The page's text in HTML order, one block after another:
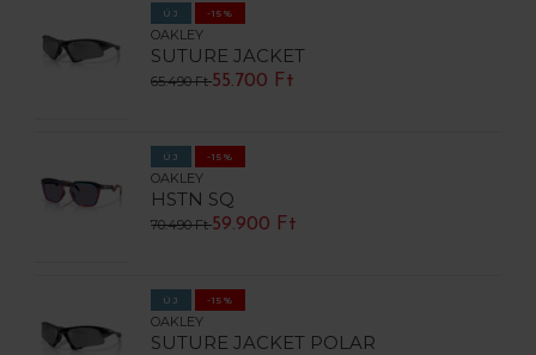
ÚJ -15%
OAKLEY
SUTURE JACKET
65.490 Ft55.700 Ft
ÚJ -15%
OAKLEY
HSTN SQ
70.490 Ft59.900 Ft
ÚJ -15%
OAKLEY
SUTURE JACKET POLAR